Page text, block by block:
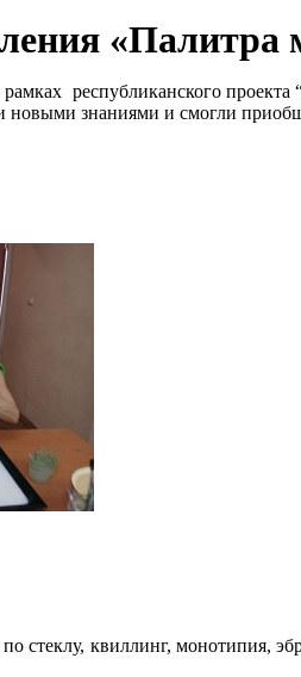
«Палитра
республиканского
знаниями и смогли
стеклу, квиллинг, монотипия,